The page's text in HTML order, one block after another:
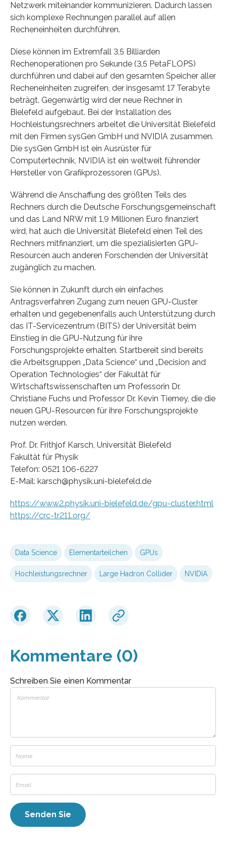
Netzwerk miteinander kommunizieren. Dadurch lassen
sich komplexe Rechnungen parallel auf allen
Recheneinheiten durchführen.
Diese können im Extremfall 3,5 Billiarden
Rechenoperationen pro Sekunde (3,5 PetaFLOPS)
durchführen und dabei auf den gesamten Speicher aller
Recheneinheiten zugreifen, der insgesamt 17 Terabyte
beträgt. Gegenwärtig wird der neue Rechner in
Bielefeld aufgebaut. Bei der Installation des
Hochleistungsrechners arbeitet die Universität Bielefeld
mit den Firmen sysGen GmbH und NVIDIA zusammen.
Die sysGen GmbH ist ein Ausrüster für
Computertechnik, NVIDIA ist ein weltweit führender
Hersteller von Grafikprozessoren (GPUs).
Während die Anschaffung des größten Teils des
Rechners durch die Deutsche Forschungsgemeinschaft
und das Land NRW mit 1,9 Millionen Euro finanziert
wird, hat auch die Universität Bielefeld einen Teil des
Rechners mitfinanziert, um die spezialisierten GPU-
Resourcen auch anderen Forschenden der Universität
zugänglich zu machen.
Sie können in Zukunft durch ein einfaches
Antragsverfahren Zugang zum neuen GPU-Cluster
erhalten und gegebenenfalls auch Unterstützung durch
das IT-Servicezentrum (BITS) der Universität beim
Einstieg in die GPU-Nutzung für ihre
Forschungsprojekte erhalten. Startbereit sind bereits
die Arbeitsgruppen „Data Science“ und „Decision and
Operation Technologies“ der Fakultät für
Wirtschaftswissenschaften um Professorin Dr.
Christiane Fuchs und Professor Dr. Kevin Tierney, die die
neuen GPU-Resourcen für ihre Forschungsprojekte
nutzen werden.
Prof. Dr. Frithjof Karsch, Universität Bielefeld
Fakultät für Physik
Telefon: 0521 106-6227
E-Mail: karsch@physik.uni-bielefeld.de
https://www2.physik.uni-bielefeld.de/gpu-cluster.html
https://crc-tr211.org/
Data Science Elementarteilchen GPUs
Hochleistungsrechner Large Hadron Collider NVIDIA
Kommentare (0)
Schreiben Sie einen Kommentar